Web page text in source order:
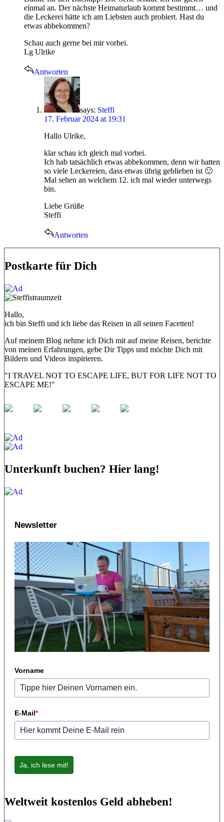
einmal an. Der nächste Heimaturlaub kommt bestimmt… und
die Leckerei hätte ich am Liebsten auch probiert. Hast du
etwas abbekommen?
Schau auch gerne bei mir vorbei.
Lg Ulrike
Antworten
says: Steffi
17. Februar 2024 at 19:31
Hallo Ulrike,
klar schau ich gleich mal vorbei.
Ich hab tatsächlich etwas abbekommen, denn wir hatten
so viele Leckereien, dass etwas übrig geblieben ist 🙂
Mal sehen an welchem 12. ich mal wieder unterwegs
bin.
Liebe Grüße
Steffi
Antworten
Postkarte für Dich
Hallo,
ich bin Steffi und ich liebe das Reisen in all seinen Facetten!
Auf meinem Blog nehme ich Dich mit auf meine Reisen, berichte
von meinen Erfahrungen, gebe Dir Tipps und möchte Dich mit
Bildern und Videos inspirieren.
"I TRAVEL NOT TO ESCAPE LIFE, BUT FOR LIFE NOT TO
ESCAPE ME!"
Unterkunft buchen? Hier lang!
Newsletter
Vorname
E-Mail*
Ja, ich lese mit!
Weltweit kostenlos Geld abheben!